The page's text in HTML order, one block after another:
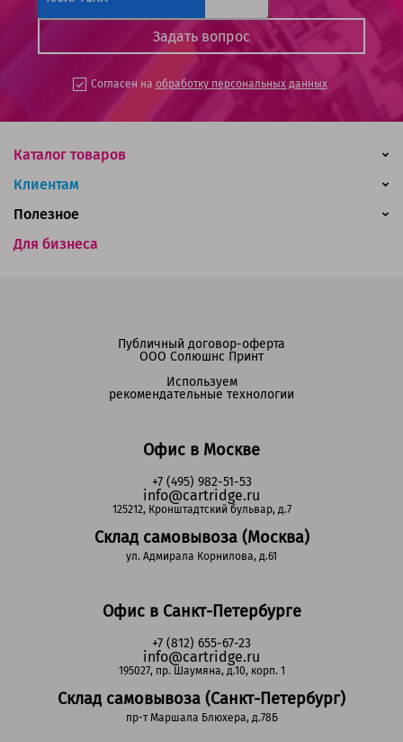
Согласен на обработку персональных данных
Каталог товаров
Клиентам
Для бизнеса
Полезное
Офис в Москве
+7 (495) 982-51-53
info@cartridge.ru
125212, Кронштадтский бульвар, д.7
Склад самовывоза (Москва)
ул. Адмирала Корнилова, д.61
Офис в Санкт-Петербурге
+7 (812) 655-67-23
info@cartridge.ru
195027, пр. Шаумяна, д.10, корп. 1
Склад самовывоза (Санкт-Петербург)
пр-т Маршала Блюхера, д.78Б
Публичный договор-оферта
ООО Солюшнс Принт
Используем
рекомендательные технологии